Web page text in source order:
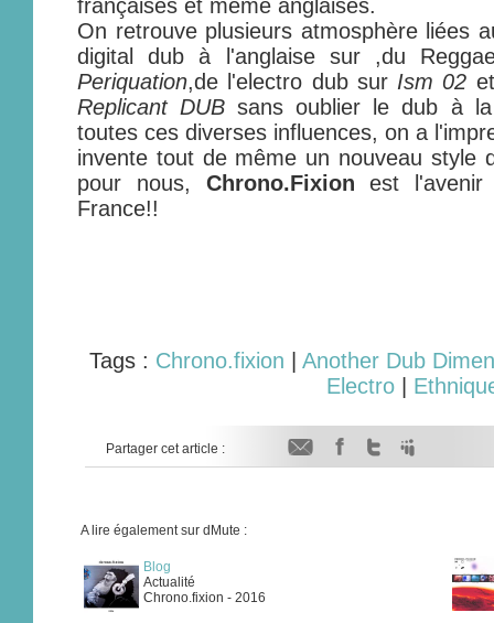
françaises et même anglaises.
On retrouve plusieurs atmosphère liées
digital dub à l'anglaise sur ,du
Periquation,de l'electro dub sur Ism 02
Replicant DUB sans oublier le dub à
toutes ces diverses influences, on a
invente tout de même un nouveau style
pour nous, Chrono.Fixion est
France!!
Tags : Chrono.fixion
Another Dub
Electro|
Partager cet article :
A lire également sur dMute :
Blog
Actualité
Chrono.fixion - 2016